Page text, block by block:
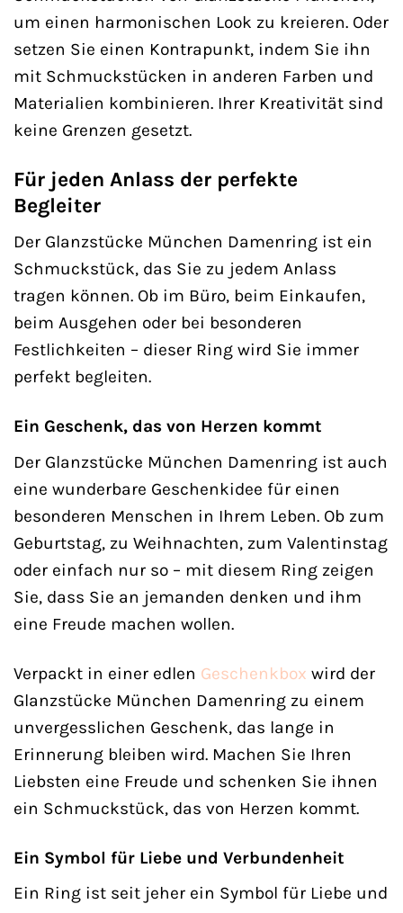
um einen harmonischen Look zu kreieren. Oder
setzen Sie einen Kontrapunkt, indem Sie ihn
mit Schmuckstücken in anderen Farben und
Materialien kombinieren. Ihrer Kreativität sind
keine Grenzen gesetzt.
Für jeden Anlass der perfekte
Begleiter
Der Glanzstücke München Damenring ist ein
Schmuckstück, das Sie zu jedem Anlass
tragen können. Ob im Büro, beim Einkaufen,
beim Ausgehen oder bei besonderen
Festlichkeiten – dieser Ring wird Sie immer
perfekt begleiten.
Ein Geschenk, das von Herzen kommt
Der Glanzstücke München Damenring ist auch
eine wunderbare Geschenkidee für einen
besonderen Menschen in Ihrem Leben. Ob zum
Geburtstag, zu Weihnachten, zum Valentinstag
oder einfach nur so – mit diesem Ring zeigen
Sie, dass Sie an jemanden denken und ihm
eine Freude machen wollen.
Verpackt in einer edlen Geschenkbox wird der
Glanzstücke München Damenring zu einem
unvergesslichen Geschenk, das lange in
Erinnerung bleiben wird. Machen Sie Ihren
Liebsten eine Freude und schenken Sie ihnen
ein Schmuckstück, das von Herzen kommt.
Ein Symbol für Liebe und Verbundenheit
Ein Ring ist seit jeher ein Symbol für Liebe und